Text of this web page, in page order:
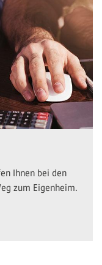
Ihnen bei den
zum Eigenheim.